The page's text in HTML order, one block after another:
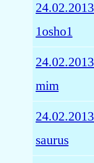
24.02.2013
1osho1
24.02.2013
mim
24.02.2013
saurus